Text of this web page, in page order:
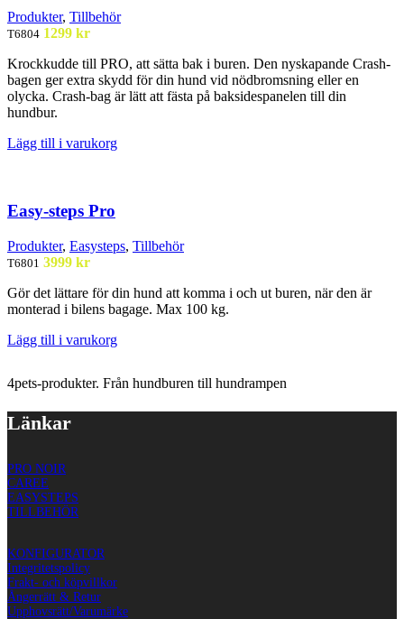
Produkter, Tillbehör
T6804 1299 kr
Krockkudde till PRO, att sätta bak i buren. Den nyskapande Crash-
bagen ger extra skydd för din hund vid nödbromsning eller en
olycka. Crash-bag är lätt att fästa på baksidespanelen till din
hundbur.
Lägg till i varukorg
Easy-steps Pro
Produkter, Easysteps, Tillbehör
T6801 3999 kr
Gör det lättare för din hund att komma i och ut buren, när den är
monterad i bilens bagage. Max 100 kg.
Lägg till i varukorg
4pets-produkter. Från hundburen till hundrampen
Länkar
PRO NOIR
CAREE
EASYSTEPS
TILLBEHÖR
KONFIGURATOR
Integritetspolicy
Frakt- och köpvillkor
Ångerrätt & Retur
Upphovsrätt/Varumärke